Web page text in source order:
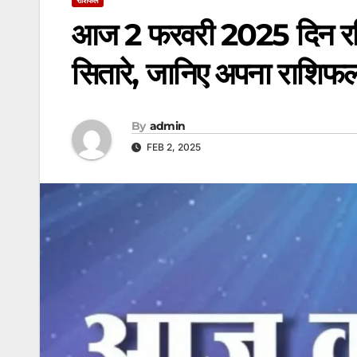
आज 2 फरवरी 2025 दिन
सितारे, जानिए अपना
By admin
FEB 2, 2025